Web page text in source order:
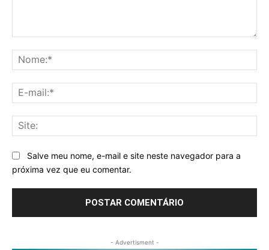
Salve meu nome, e-mail e site neste navegador para a
próxima vez que eu comentar.
- Advertisment -